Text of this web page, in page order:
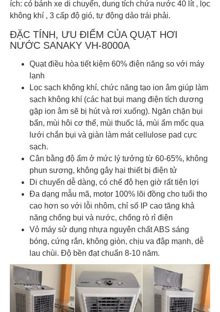
ích: có bánh xe di chuyển, dung tích chứa nước 40 lít , lọc
không khí , 3 cấp độ gió, tự động dảo trái phải.
ĐẶC TÍNH, ƯU ĐIỂM CỦA QUẠT HƠI
NƯỚC SANAKY VH-8000A
Quạt điều hòa tiết kiệm 60% điện năng so với máy
lạnh
Lọc sạch không khí, chức năng tạo ion âm giúp làm
sạch không khí (các hạt bụi mang điện tích dương
gặp ion âm sẽ bị hút và rơi xuống). Ngăn chặn bụi
bẩn, mùi hôi cơ thể, mùi thuốc lá, mùi ẩm mốc qua
lưới chắn bụi và giàn làm mát cellulose pad cực
sạch.
Cân bằng độ ẩm ở mức lý tưởng từ 60-65%, không
phun sương, không gây hại thiết bị điện tử
Di chuyển dễ dàng, có chế độ hẹn giờ rất tiện lợi
Đa dạng mẫu mã, motor 100% lõi đồng cho tuổi thọ
cao hơn so với lỗi nhôm, chỉ số IP cao tăng khả
năng chống bụi và nước, chống rò rỉ điện
Vỏ máy sử dụng nhựa nguyên chất ABS sáng
bóng, cứng rắn, không giòn, chịu va đập mạnh, dễ
lau chùi. Độ bền đạt chuẩn 8-10 năm.